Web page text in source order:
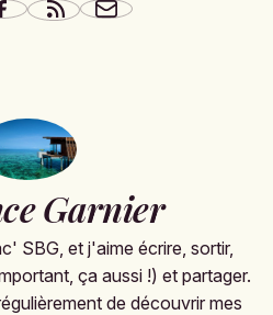
Garnier
SBG, et j'aime écrire, sortir,
ça aussi !) et partager.
de découvrir mes